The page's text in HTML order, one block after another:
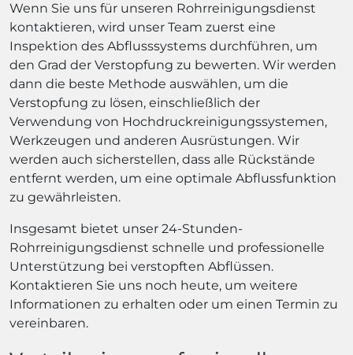
Wenn Sie uns für unseren Rohrreinigungsdienst
kontaktieren, wird unser Team zuerst eine
Inspektion des Abflusssystems durchführen, um
den Grad der Verstopfung zu bewerten. Wir werden
dann die beste Methode auswählen, um die
Verstopfung zu lösen, einschließlich der
Verwendung von Hochdruckreinigungssystemen,
Werkzeugen und anderen Ausrüstungen. Wir
werden auch sicherstellen, dass alle Rückstände
entfernt werden, um eine optimale Abflussfunktion
zu gewährleisten.
Insgesamt bietet unser 24-Stunden-
Rohrreinigungsdienst schnelle und professionelle
Unterstützung bei verstopften Abflüssen.
Kontaktieren Sie uns noch heute, um weitere
Informationen zu erhalten oder um einen Termin zu
vereinbaren.